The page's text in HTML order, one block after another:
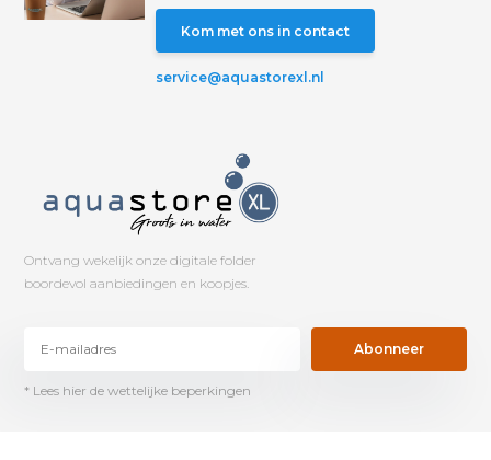
Kom met ons in contact
service@aquastorexl.nl
Ontvang wekelijk onze digitale folder
boordevol aanbiedingen en koopjes.
Abonneer
* Lees hier de wettelijke beperkingen